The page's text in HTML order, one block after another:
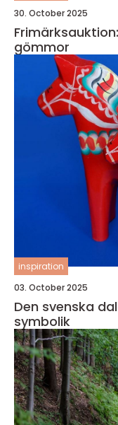
30. October 2025
gömmor
inspiration
03. October 2025
Den svenska
symbolik